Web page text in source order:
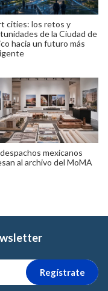
cities: los retos y
de la Ciudad de
hacia un futuro más
mexicanos
al archivo del MoMA
Regístrate